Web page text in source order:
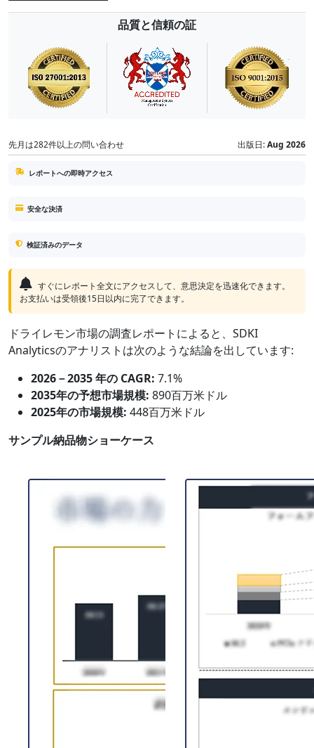
品質と信頼の証
先月は282件以上の問い合わせ 出版日:Aug 2026
レポートへの即時アクセス
安全な決済
検証済みのデータ
すぐにレポート全文にアクセスして、意思決定を迅速化できます。
お支払いは受領後15日以内に完了できます。
ドライレモン市場の調査レポートによると、SDKI
Analyticsのアナリストは次のような結論を出しています:
2026－2035 年の CAGR: 7.1%
2035年の予想市場規模: 890百万米ドル
2025年の市場規模: 448百万米ドル
サンプル納品物ショーケース